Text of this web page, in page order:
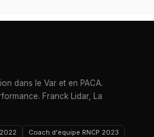
dans le Var et en PACA.
Franck Lidar, La
Coach d'équipe RNCP 2023